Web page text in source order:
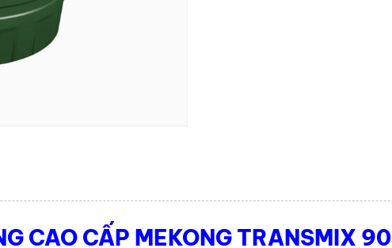
CAO CẤP MEKONG TRANSMIX 90